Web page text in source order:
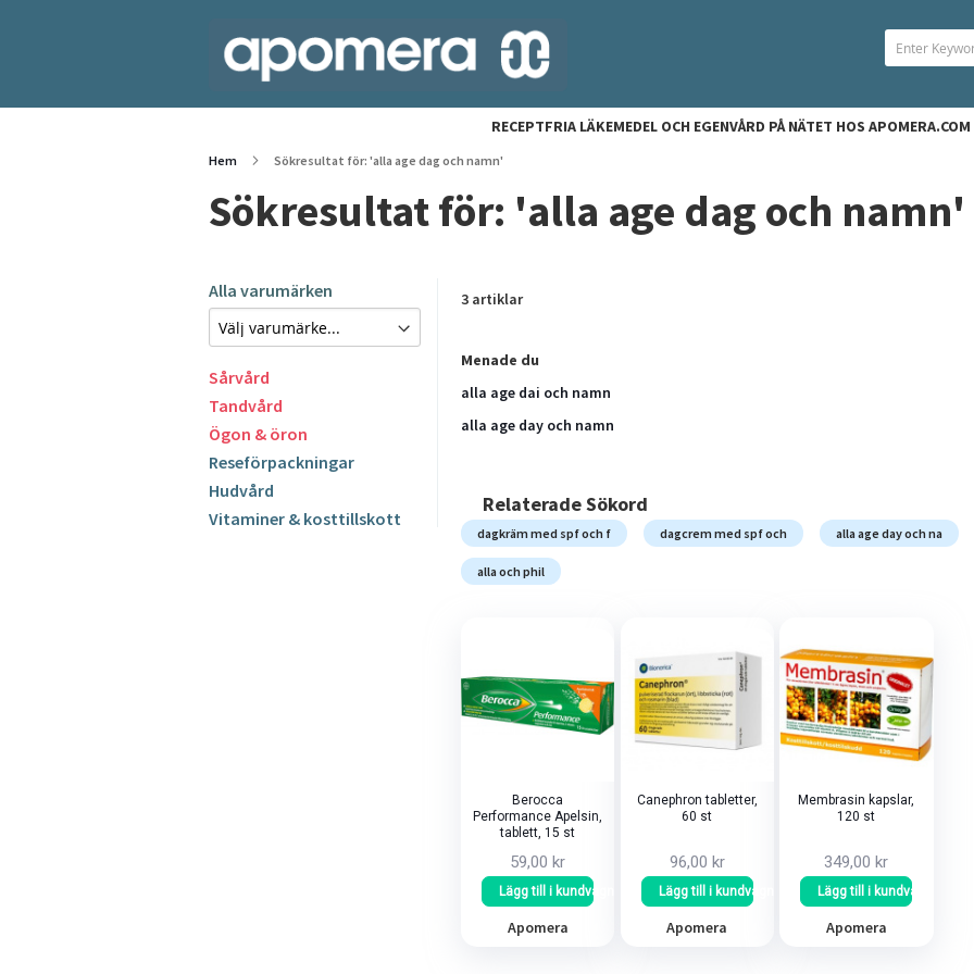
RECEPTFRIA LÄKEMEDEL OCH EGENVÅRD PÅ NÄTET HOS APOMERA.COM
Hem Sökresultat för: 'alla age dag och namn'
Sökresultat för: 'alla age dag och namn'
3 artiklar
Menade du
alla age dai och namn
alla age day och namn
Relaterade Sökord
dagkräm med spf och f dagcrem med spf och alla age day och na
alla och phil
Berocca
Performance Apelsin,
tablett, 15 st
59,00 kr
Lägg till i kundvagn
Apomera
Canephron tabletter,
60 st
96,00 kr
Lägg till i kundvagn
Apomera
Membrasin kapslar,
120 st
349,00 kr
Lägg till i kundvagn
Apomera
Alla varumärken
Sårvård
Tandvård
Ögon & öron
Reseförpackningar
Hudvård
Vitaminer & kosttillskott